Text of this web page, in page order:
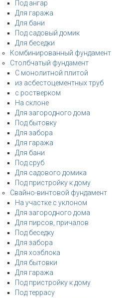
Под ангар
Для гаража
Для бани
Под садовый домик
Для беседки
Комбинированный фундамент
Столбчатый фундамент
С монолитной плитой
из асбестоцементных труб
с ростверком
На склоне
Для загородного дома
Под бытовку
Для забора
Для гаража
Для бани
Под сруб
Для садового домика
Под пристройку к дому
Свайно-винтовой фундамент
На участке с уклоном
Для загородного дома
Для пирсов, причалов
Под беседку
Для забора
Для хозблока
Для бытовки
Для гаража
Под пристройку к дому
Под террасу